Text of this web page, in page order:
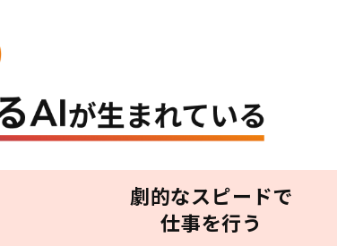
劇的なスピードで
仕事を行う